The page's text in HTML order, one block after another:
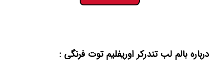
درباره بالم لب تندرکر اوریفلیم توت فرنگی :